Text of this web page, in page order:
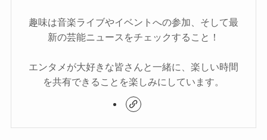
趣味は音楽ライブやイベントへの参加、そして最
新の芸能ニュースをチェックすること！
エンタメが大好きな皆さんと一緒に、楽しい時間
を共有できることを楽しみにしています。